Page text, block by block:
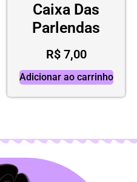
Caixa Das
Parlendas
R$7,00
Adicionar ao carrinho